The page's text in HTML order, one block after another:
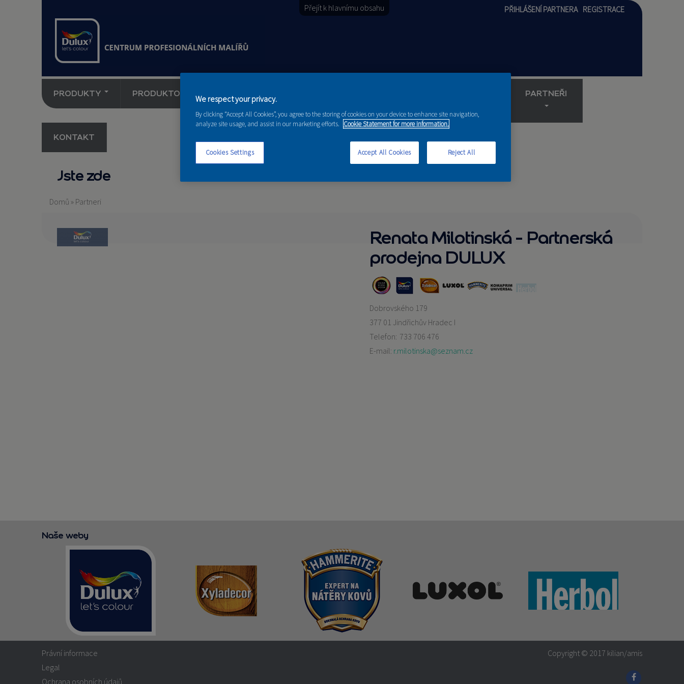
Přejít k hlavnímu obsahu PŘIHLÁŠENÍ PARTNERA REGISTRACE
PRODUKTY PRODUKTOVÉ NOVINKY PORADENSTVÍ PARTNEŘI
KONTAKT
Jste zde
Domů » Partneri
Renata Milotinská - Partnerská
prodejna DULUX
Dobrovského 179
377 01 Jindřichův Hradec I
Telefon: 733 706 476
E-mail: r.milotinska@seznam.cz
Naše weby
Copyright © 2017 kilian/amis
Právní informace
Legal
Ochrana osobních údajů
We respect your privacy.
By clicking “Accept All Cookies”, you agree to the storing of cookies on your device to enhance site navigation,
analyze site usage, and assist in our marketing efforts. Cookie Statement for more information.
Cookies Settings Reject All
Accept All Cookies